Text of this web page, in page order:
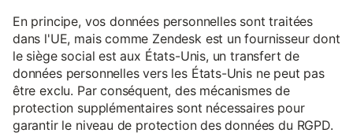
En principe, vos données personnelles sont traitées
dans l'UE, mais comme Zendesk est un fournisseur dont
le siège social est aux États-Unis, un transfert de
données personnelles vers les États-Unis ne peut pas
être exclu. Par conséquent, des mécanismes de
protection supplémentaires sont nécessaires pour
garantir le niveau de protection des données du RGPD.